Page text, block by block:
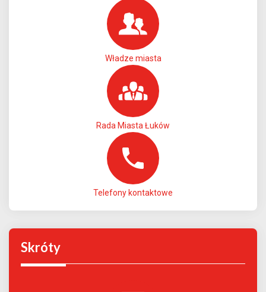
Władze miasta
Rada Miasta Łuków
Telefony kontaktowe
Skróty